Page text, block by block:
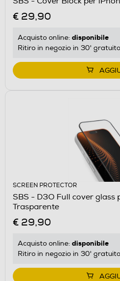
€ 29,90
Acquisto online: disponibile
Ritiro in negozio in 30'
SCREEN PROTECTOR
SBS - D3O Full cover glass
Trasparente
€ 29,90
Acquisto online: disponibile
Ritiro in negozio in 30'